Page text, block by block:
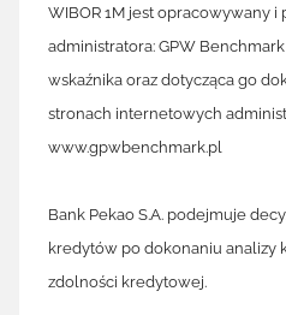
WIBOR 1M jest opracowywany
administratora: GPW
wskaźnika oraz dotycząca go
stronach internetowych
www.gpwbenchmark.pl
Bank Pekao S.A. podejmuje
kredytów po dokonaniu analizy
zdolności kredytowej.